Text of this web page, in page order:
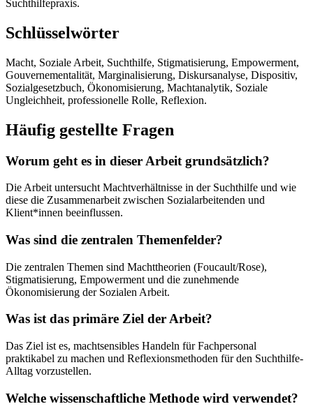
Suchthilfepraxis.
Schlüsselwörter
Macht, Soziale Arbeit, Suchthilfe, Stigmatisierung, Empowerment,
Gouvernementalität, Marginalisierung, Diskursanalyse, Dispositiv,
Sozialgesetzbuch, Ökonomisierung, Machtanalytik, Soziale
Ungleichheit, professionelle Rolle, Reflexion.
Häufig gestellte Fragen
Worum geht es in dieser Arbeit grundsätzlich?
Die Arbeit untersucht Machtverhältnisse in der Suchthilfe und wie
diese die Zusammenarbeit zwischen Sozialarbeitenden und
Klient*innen beeinflussen.
Was sind die zentralen Themenfelder?
Die zentralen Themen sind Machttheorien (Foucault/Rose),
Stigmatisierung, Empowerment und die zunehmende
Ökonomisierung der Sozialen Arbeit.
Was ist das primäre Ziel der Arbeit?
Das Ziel ist es, machtsensibles Handeln für Fachpersonal
praktikabel zu machen und Reflexionsmethoden für den Suchthilfe-
Alltag vorzustellen.
Welche wissenschaftliche Methode wird verwendet?